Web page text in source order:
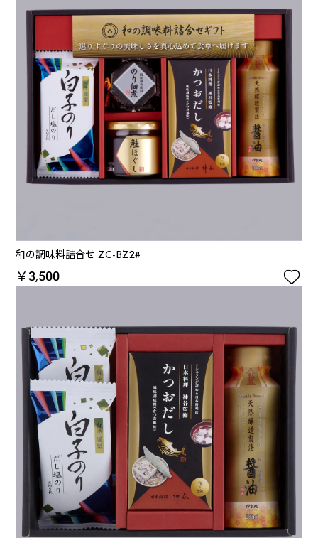
和の調味料詰合せ ZC-BZ2#
￥3,500 